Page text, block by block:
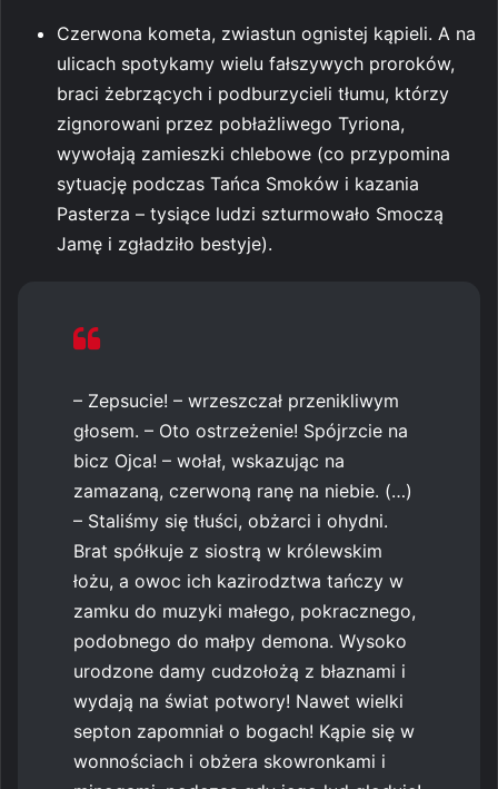
Czerwona kometa, zwiastun ognistej kąpieli. A na
ulicach spotykamy wielu fałszywych proroków,
braci żebrzących i podburzycieli tłumu, którzy
zignorowani przez pobłażliwego Tyriona,
wywołają zamieszki chlebowe (co przypomina
sytuację podczas Tańca Smoków i kazania
Pasterza – tysiące ludzi szturmowało Smoczą
Jamę i zgładziło bestyje).
– Zepsucie! – wrzeszczał przenikliwym
głosem. – Oto ostrzeżenie! Spójrzcie na
bicz Ojca! – wołał, wskazując na
zamazaną, czerwoną ranę na niebie. (…)
– Staliśmy się tłuści, obżarci i ohydni.
Brat spółkuje z siostrą w królewskim
łożu, a owoc ich kazirodztwa tańczy w
zamku do muzyki małego, pokracznego,
podobnego do małpy demona. Wysoko
urodzone damy cudzołożą z błaznami i
wydają na świat potwory! Nawet wielki
septon zapomniał o bogach! Kąpie się w
wonnościach i obżera skowronkami i